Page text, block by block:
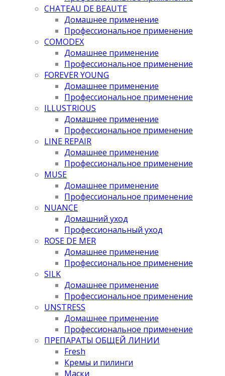
CHATEAU DE BEAUTE
Домашнее применение
Профессиональное применение
COMODEX
Домашнее применение
Профессиональное применение
FOREVER YOUNG
Домашнее применение
Профессиональное применение
ILLUSTRIOUS
Домашнее применение
Профессиональное применение
LINE REPAIR
Домашнее применение
Профессиональное применение
MUSE
Домашнее применение
Профессиональное применение
NUANCE
Домашний уход
Профессиональный уход
ROSE DE MER
Домашнее применение
Профессиональное применение
SILK
Домашнее применение
Профессиональное применение
UNSTRESS
Домашнее применение
Профессиональное применение
ПРЕПАРАТЫ ОБЩЕЙ ЛИНИИ
Fresh
Кремы и пилинги
Маски